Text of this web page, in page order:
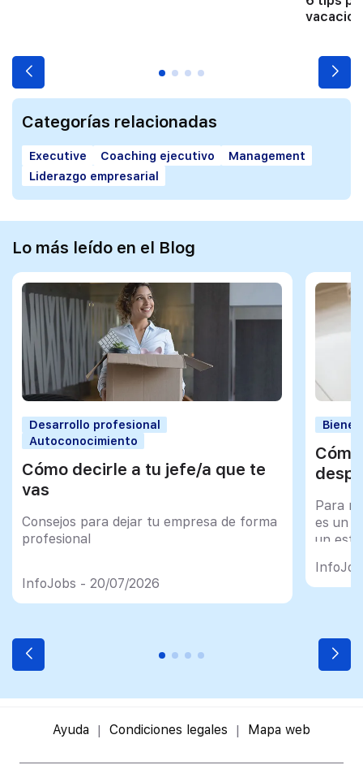
Categorías relacionadas
Executive Coaching ejecutivo
Management
Liderazgo empresarial
Lo más leído en el Blog
Desarrollo profesional
Autoconocimiento
Cómo decirle a tu jefe/a que te
vas
Consejos para dejar tu empresa de forma
profesional
InfoJobs - 20/07/2026
Para
es un
un
Ayuda Condiciones legales Mapa web